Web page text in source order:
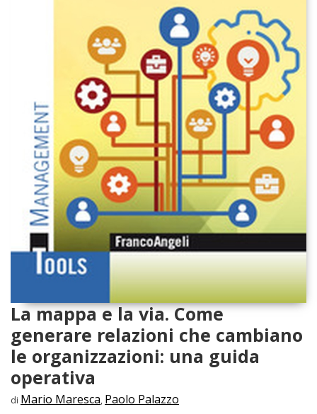
La mappa e la via. Come
generare relazioni che cambiano
le organizzazioni: una guida
operativa
di Mario Maresca, Paolo Palazzo